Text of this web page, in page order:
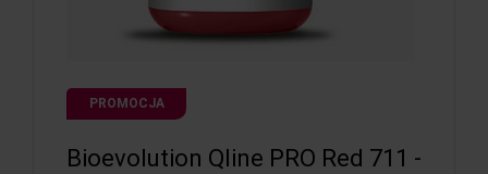
PROMOCJA
Bioevolution Qline PRO Red 711 -